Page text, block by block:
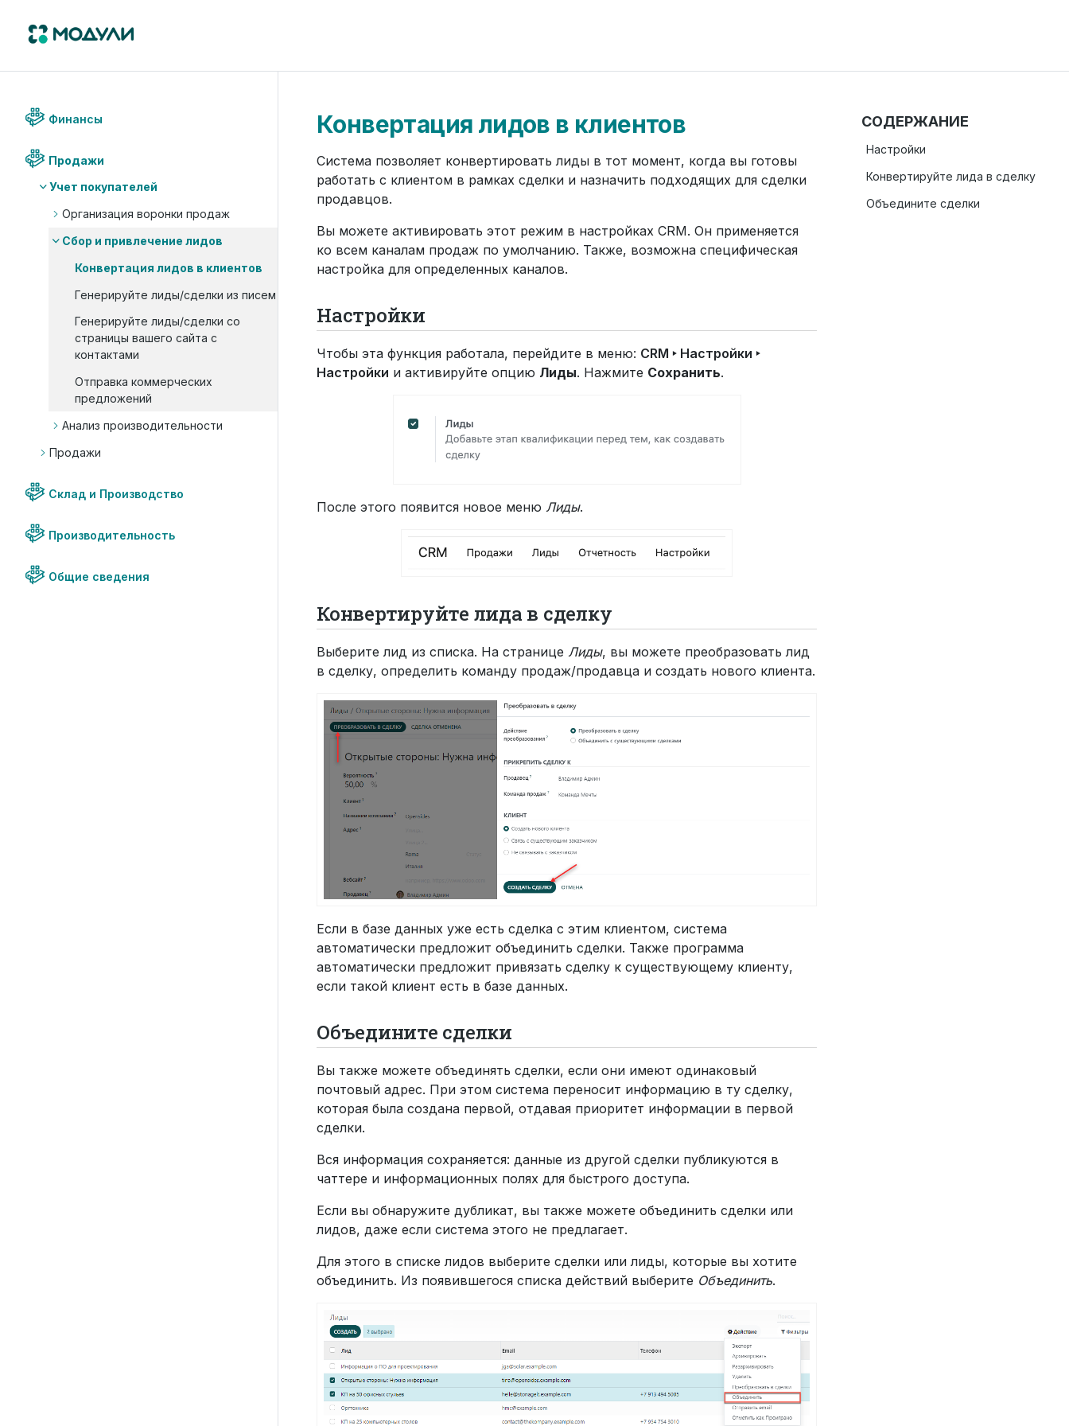
Финансы
Продажи
Учет покупателей
Организация воронки продаж
Сбор и привлечение лидов
Конвертация лидов в клиентов
Генерируйте лиды/сделки из писем
Генерируйте лиды/сделки со
страницы вашего сайта с
контактами
Отправка коммерческих
предложений
Анализ производительности
Продажи
Склад и Производство
Производительность
Общие сведения
Конвертация лидов в клиентов
Система позволяет конвертировать лиды в тот момент, когда вы готовы
работать с клиентом в рамках сделки и назначить подходящих для сделки
продавцов.
Вы можете активировать этот режим в настройках CRM. Он применяется
ко всем каналам продаж по умолчанию. Также, возможна специфическая
настройка для определенных каналов.
Настройки
Чтобы эта функция работала, перейдите в меню: CRM ‣ Настройки ‣
Настройки и активируйте опцию Лиды. Нажмите Сохранить.
После этого появится новое меню Лиды.
Конвертируйте лида в сделку
Выберите лид из списка. На странице Лиды, вы можете преобразовать лид
в сделку, определить команду продаж/продавца и создать нового клиента.
Если в базе данных уже есть сделка с этим клиентом, система
автоматически предложит объединить сделки. Также программа
автоматически предложит привязать сделку к существующему клиенту,
если такой клиент есть в базе данных.
Объедините сделки
Вы также можете объединять сделки, если они имеют одинаковый
почтовый адрес. При этом система переносит информацию в ту сделку,
которая была создана первой, отдавая приоритет информации в первой
сделки.
Вся информация сохраняется: данные из другой сделки публикуются в
чаттере и информационных полях для быстрого доступа.
Если вы обнаружите дубликат, вы также можете объединить сделки или
лидов, даже если система этого не предлагает.
Для этого в списке лидов выберите сделки или лиды, которые вы хотите
объединить. Из появившегося списка действий выберите Объединить.
СОДЕРЖАНИЕ
Настройки
Конвертируйте лида в сделку
Объедините сделки